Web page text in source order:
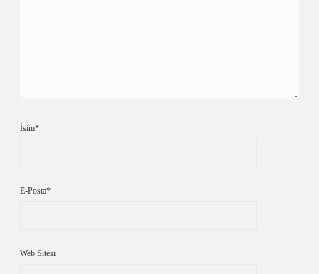
İsim*
E-Posta*
Web Sitesi